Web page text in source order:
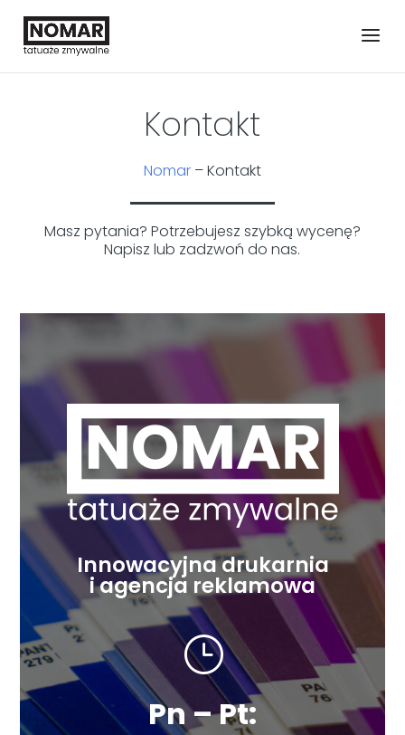
Kontakt
Nomar–Kontakt
Masz pytania? Potrzebujesz szybką wycenę?
Napisz lub zadzwoń do nas.
Innowacyjna drukarnia
i agencja reklamowa
}
Pn – Pt: